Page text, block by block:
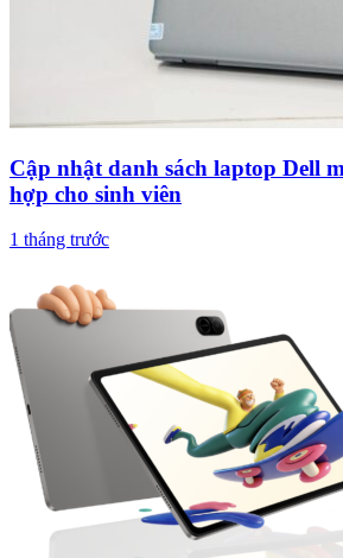
Cập nhật danh sách laptop Dell
hợp cho sinh viên
1 tháng trước